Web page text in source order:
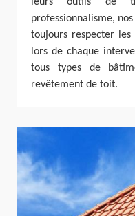
professionnalisme,
toujours respecter
lors de chaque
tous types de
revêtement de toit.